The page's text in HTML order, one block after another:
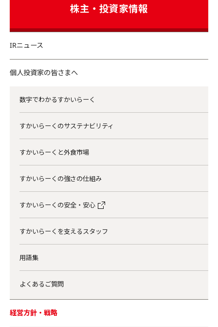
株主・投資家情報
IRニュース
個人投資家の皆さまへ
数字でわかるすかいらーく
すかいらーくのサステナビリティ
すかいらーくと外食市場
すかいらーくの強さの仕組み
すかいらーくの安全・安心
すかいらーくを支えるスタッフ
用語集
よくあるご質問
経営方針・戦略